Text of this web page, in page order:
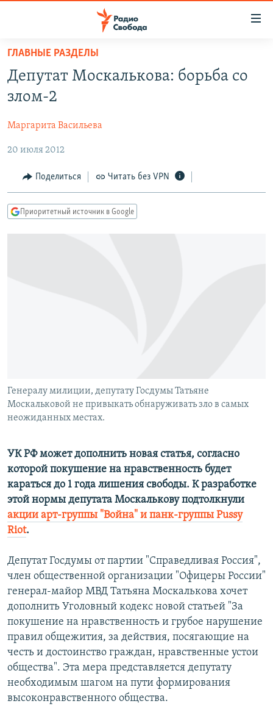
упрощенного
доступа
Вернуться
основному
Вернутся
главной
навигации
Вернутся
ПОДКАСТЫ
ЦИТАТЫ СВОБОДЫ
МНЕНИЯ
КУЛЬТУРА
IDEL.РЕАЛИИ
КАВКАЗ.РЕАЛИИ
Все сайты РСЕ/РС
ГЛАВНЫЕ РАЗДЕЛЫ
Депутат Москалькова: борьба со
злом-2
Маргарита Васильева
20 июля 2012
Поделиться Читать без VPN
Приоритетный источник в Google
Генералу милиции, депутату Госдумы Татьяне
Москальковой не привыкать обнаруживать зло в самых
неожиданных местах.
УК РФ может дополнить новая статья, согласно
которой покушение на нравственность будет
караться до 1 года лишения свободы. К разработке
этой нормы депутата Москалькову подтолкнули
акции арт-группы "Война" и панк-группы Pussy
Riot.
Депутат Госдумы от партии "Справедливая Россия",
член общественной организации "Офицеры России"
генерал-майор МВД Татьяна Москалькова хочет
дополнить Уголовный кодекс новой статьей "За
покушение на нравственность и грубое нарушение
правил общежития, за действия, посягающие на
честь и достоинство граждан, нравственные устои
общества". Эта мера представляется депутату
необходимым шагом на пути формирования
высоконравственного общества.